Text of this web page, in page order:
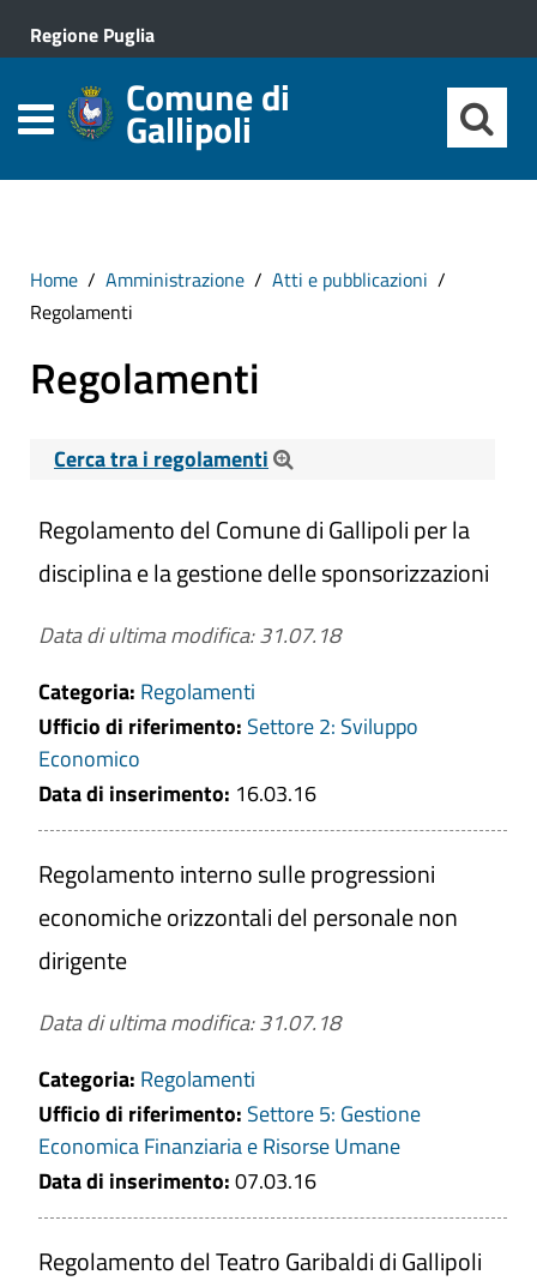
Regione Puglia
Comune di
Gallipoli
Home Amministrazione
Atti e pubblicazioni
Regolamenti
Regolamenti
Cerca tra i regolamenti
Cerca tra i Regolamenti
Titolo
Anno di riferimento
CERCA
PULISCI
Regolamento del Comune di Gallipoli per la
disciplina e la gestione delle sponsorizzazioni
Data di ultima modifica: 31.07.18
Categoria: Regolamenti
Ufficio di riferimento: Settore 2: Sviluppo
Economico
Data di inserimento: 16.03.16
Regolamento interno sulle progressioni
economiche orizzontali del personale non
dirigente
Data di ultima modifica: 31.07.18
Categoria: Regolamenti
Ufficio di riferimento: Settore 5: Gestione
Economica Finanziaria e Risorse Umane
Data di inserimento:07.03.16
Regolamento del Teatro Garibaldi di Gallipoli